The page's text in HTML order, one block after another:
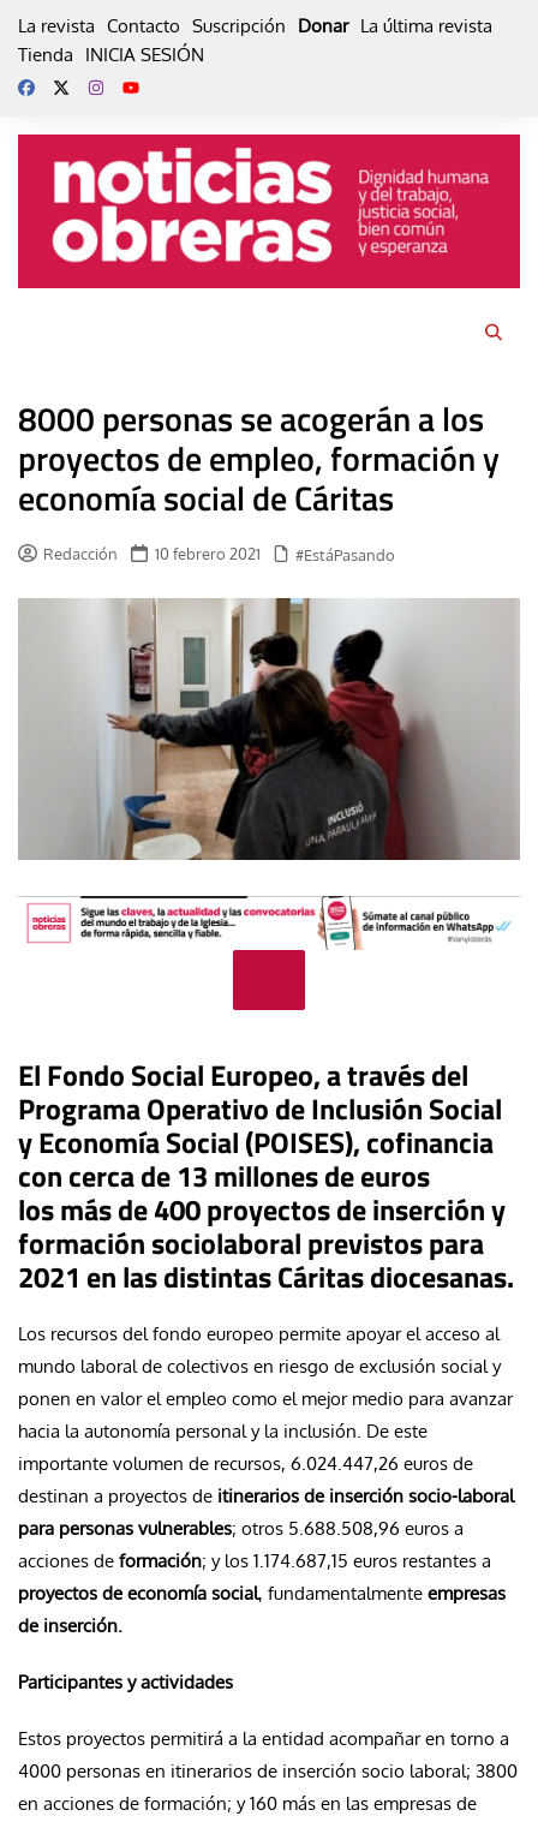
La revista Contacto Suscripción Donar La última revista
Tienda
INICIA SESIÓN
8000 personas se acogerán a los
proyectos de empleo, formación y
economía social de Cáritas
Redacción 10 febrero 2021 #EstáPasando
El Fondo Social Europeo, a través del
Programa Operativo de Inclusión Social
y Economía Social (POISES), cofinancia
con cerca de 13 millones de euros
los más de 400 proyectos de inserción y
formación sociolaboral previstos para
2021 en las distintas Cáritas diocesanas.
Los recursos del fondo europeo permite apoyar el acceso al
mundo laboral de colectivos en riesgo de exclusión social y
ponen en valor el empleo como el mejor medio para avanzar
hacia la autonomía personal y la inclusión. De este
importante volumen de recursos, 6.024.447,26 euros de
destinan a proyectos de itinerarios de inserción socio-laboral
para personas vulnerables; otros 5.688.508,96 euros a
acciones de formación; y los 1.174.687,15 euros restantes a
proyectos de economía social, fundamentalmente empresas
de inserción.
Participantes y actividades
Estos proyectos permitirá a la entidad acompañar en torno a
4000 personas en itinerarios de inserción socio laboral; 3800
en acciones de formación; y 160 más en las empresas de